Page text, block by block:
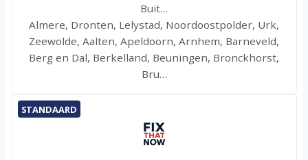
Buit…
Almere, Dronten, Lelystad, Noordoostpolder, Urk,
Zeewolde, Aalten, Apeldoorn, Arnhem, Barneveld,
Berg en Dal, Berkelland, Beuningen, Bronckhorst,
Bru…
STANDAARD